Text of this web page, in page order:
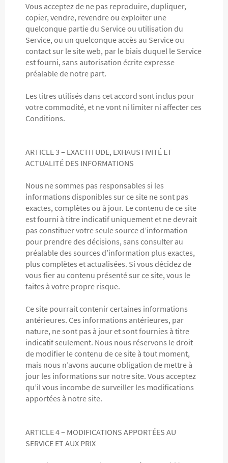
Vous acceptez de ne pas reproduire, dupliquer,
copier, vendre, revendre ou exploiter une
quelconque partie du Service ou utilisation du
Service, ou un quelconque accès au Service ou
contact sur le site web, par le biais duquel le Service
est fourni, sans autorisation écrite expresse
préalable de notre part.
Les titres utilisés dans cet accord sont inclus pour
votre commodité, et ne vont ni limiter ni affecter ces
Conditions.
ARTICLE 3 – EXACTITUDE, EXHAUSTIVITÉ ET
ACTUALITÉ DES INFORMATIONS
Nous ne sommes pas responsables si les
informations disponibles sur ce site ne sont pas
exactes, complètes ou à jour. Le contenu de ce site
est fourni à titre indicatif uniquement et ne devrait
pas constituer votre seule source d’information
pour prendre des décisions, sans consulter au
préalable des sources d’information plus exactes,
plus complètes et actualisées. Si vous décidez de
vous fier au contenu présenté sur ce site, vous le
faites à votre propre risque.
Ce site pourrait contenir certaines informations
antérieures. Ces informations antérieures, par
nature, ne sont pas à jour et sont fournies à titre
indicatif seulement. Nous nous réservons le droit
de modifier le contenu de ce site à tout moment,
mais nous n’avons aucune obligation de mettre à
jour les informations sur notre site. Vous acceptez
qu’il vous incombe de surveiller les modifications
apportées à notre site.
ARTICLE 4 – MODIFICATIONS APPORTÉES AU
SERVICE ET AUX PRIX